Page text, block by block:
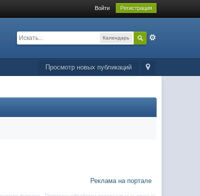
Войти Регистрация
Календарь
Просмотр новых публикаций
Реклама на портале